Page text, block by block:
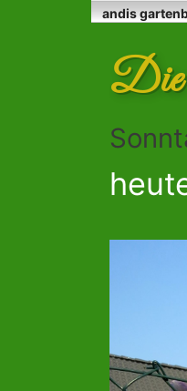
andis
Die